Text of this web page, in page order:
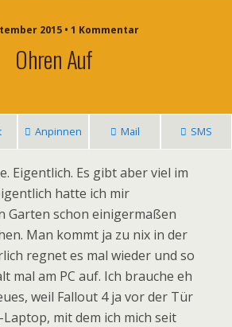
2015 • 1 Kommentar
Ohren Auf
Anpinnen Mail SMS
Eigentlich. Es gibt aber viel im
hatte ich mir
Garten schon einigermaßen
Man kommt ja zu nix in der
regnet es mal wieder und so
mal am PC auf. Ich brauche eh
weil Fallout 4 ja vor der Tür
mit dem ich mich seit